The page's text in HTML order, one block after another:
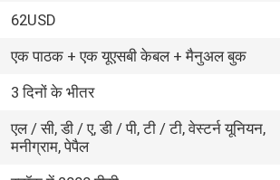
62USD
एक पाठक + एक यूएसबी केबल + मैनुअल बुक
3 दिनों के भीतर
एल / सी, डी / ए, डी / पी, टी / टी, वेस्टर्न यूनियन,
मनीग्राम, पेपैल